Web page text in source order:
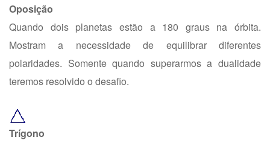
Oposição
Quando dois planetas estão a 180 graus na órbita.
Mostram a necessidade de equilibrar diferentes
polaridades. Somente quando superarmos a dualidade
teremos resolvido o desafio.
Trígono